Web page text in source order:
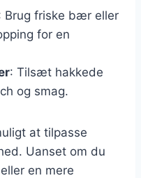
Brug friske bær eller
for en
: Tilsæt hakkede
og smag.
at tilpasse
Uanset om du
en mere